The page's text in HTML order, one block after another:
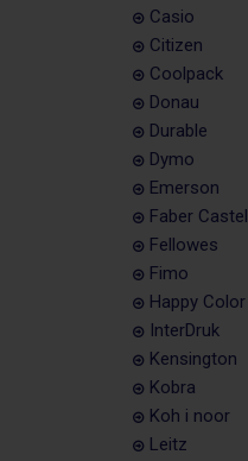
Casio
Citizen
Coolpack
Donau
Durable
Dymo
Emerson
Faber Castel
Fellowes
Fimo
Happy Color
InterDruk
Kensington
Kobra
Koh i noor
Leitz